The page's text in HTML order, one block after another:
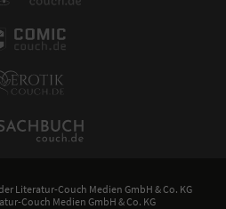
Literatur-Couch Medien GmbH & Co. KG
Couch Medien GmbH & Co. KG